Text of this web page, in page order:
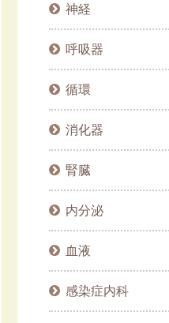
神経
呼吸器
循環
消化器
腎臓
内分泌
血液
感染症内科